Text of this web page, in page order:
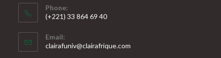
Phone:
(+221) 33 864 69 40
dans
votre
Email:
clairafuniv@clairafrique.com